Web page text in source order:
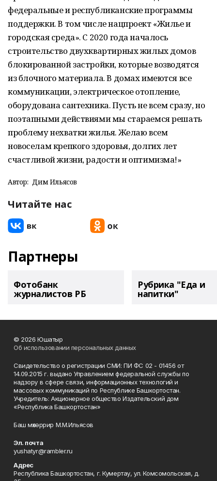
федеральные и республиканские программы
поддержки. В том числе нацпроект «Жилье и
городская среда». С 2020 года началось
строительство двухквартирных жилых домов
блокированной застройки, которые возводятся
из блочного материала. В домах имеются все
коммуникации, электрическое отопление,
оборудована сантехника. Пусть не всем сразу, но
поэтапными действиями мы стараемся решать
проблему нехватки жилья. Желаю всем
новоселам крепкого здоровья, долгих лет
счастливой жизни, радости и оптимизма!»
Автор: Дим Ильясов
Читайте нас
Партнеры
Фотобанк
журналистов РБ
Рубрика "Еда и
напитки"
© 2026 Юшатыр
Об использовании персональных данных
Свидетельство о регистрации СМИ: ПИ ФС 02 - 01456 от
14.09.2015 г. выдано Управлением федеральной службы по
надзору в сфере связи, информационных технологий и
массовых коммуникаций по Республике Башкортостан.
Учредитель: Акционерное общество Издательский дом
«Республика Башкортостан»
Баш мөхәррир М.М.Ильясов
Эл. почта
yushatyr@rambler.ru
Адрес
Республика Башкортостан, г. Кумертау, ул. Комсомольская, д.